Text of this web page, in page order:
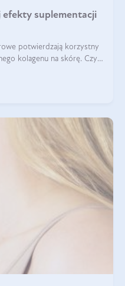
efekty suplementacji
potwierdzają korzystny
kolagenu na skórę. Czy